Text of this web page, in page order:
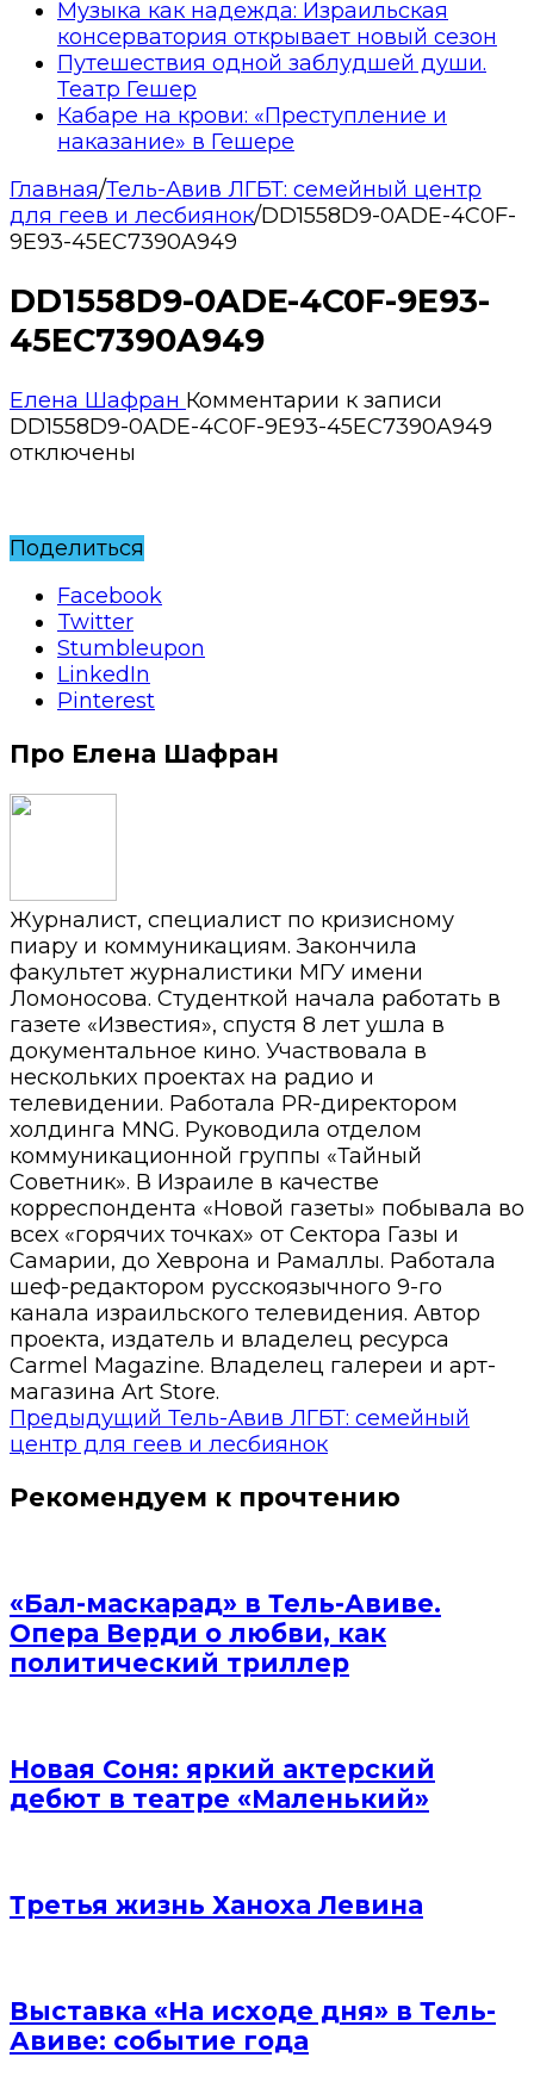
Музыка как надежда: Израильская
консерватория открывает новый сезон
Путешествия одной заблудшей души.
Театр Гешер
Кабаре на крови: «Преступление и
наказание» в Гешере
Главная/Тель-Авив ЛГБТ: семейный центр
для геев и лесбиянок/DD1558D9-0ADE-4C0F-
9E93-45EC7390A949
DD1558D9-0ADE-4C0F-9E93-
45EC7390A949
Елена Шафран Комментарии к записи
DD1558D9-0ADE-4C0F-9E93-45EC7390A949
отключены
Поделиться
Facebook
Twitter
Stumbleupon
LinkedIn
Pinterest
Про Елена Шафран
Журналист, специалист по кризисному
пиару и коммуникациям. Закончила
факультет журналистики МГУ имени
Ломоносова. Студенткой начала работать в
газете «Известия», спустя 8 лет ушла в
документальное кино. Участвовала в
нескольких проектах на радио и
телевидении. Работала PR-директором
холдинга MNG. Руководила отделом
коммуникационной группы «Тайный
Советник». В Израиле в качестве
корреспондента «Новой газеты» побывала во
всех «горячих точках» от Сектора Газы и
Самарии, до Хеврона и Рамаллы. Работала
шеф-редактором русскоязычного 9-го
канала израильского телевидения. Автор
проекта, издатель и владелец ресурса
Carmel Magazine. Владелец галереи и арт-
магазина Art Store.
Предыдущий Тель-Авив ЛГБТ: семейный
центр для геев и лесбиянок
Рекомендуем к прочтению
«Бал-маскарад» в Тель-Авиве.
Опера Верди о любви, как
политический триллер
Новая Соня: яркий актерский
дебют в театре «Маленький»
Третья жизнь Ханоха Левина
Выставка «На исходе дня» в Тель-
Авиве: событие года